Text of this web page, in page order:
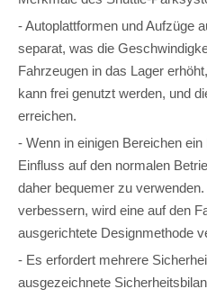
- Autoplattformen und Aufzüge
separat, was die
Fahrzeugen in das Lager
kann frei genutzt werden, und
erreichen.
- Wenn in einigen Bereichen
Einfluss auf den normalen
daher bequemer zu
verbessern, wird eine auf den
ausgerichtete Designmethode
- Es erfordert mehrere
ausgezeichnete